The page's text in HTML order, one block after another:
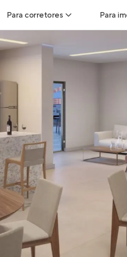
Para corretores
Leads para Corretores
Parcerias imobiliárias
Hub de Corretores
Perfil Verificado
Anunciar imóveis
Para